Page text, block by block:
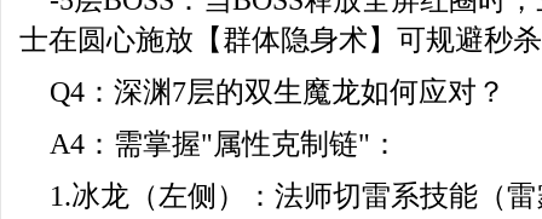
士在圆心施放【群体隐身术】可规避秒
Q4：深渊7层的双生魔龙如何应对？
A4：需掌握"属性克制链"：
1.冰龙（左侧）：法师切雷系技能（